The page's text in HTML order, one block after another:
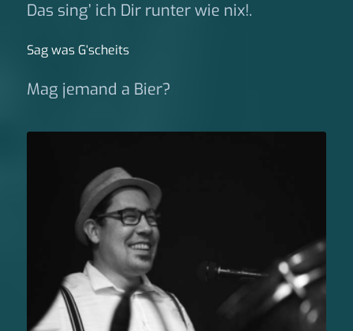
Das sing’ ich Dir runter wie nix!.
Sag was G‘scheits
Mag jemand a Bier?